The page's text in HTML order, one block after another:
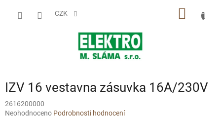
CZK
IZV 16 vestavna zásuvka 16A/230V
2616200000
Průměrné
Neohodnoceno Podrobnosti hodnocení